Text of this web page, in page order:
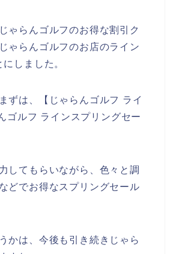
ゃらんゴルフのお得な割引ク
ゃらんゴルフのお店のライン
しました。
ずは、【じゃらんゴルフ ライ
ゴルフ ラインスプリングセー
してもらいながら、色々と調
どでお得なスプリングセール
かは、今後も引き続きじゃら